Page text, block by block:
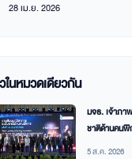
28 เม.ย. 2026
ในหมวดเดียวกัน
มจธ. เจ้าภา
ชาติด้านคนพิ
5 ส.ค. 2026